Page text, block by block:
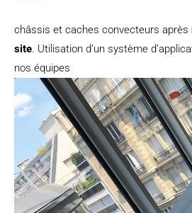
châssis et caches convecteurs après
site. Utilisation d’un système
nos équipes